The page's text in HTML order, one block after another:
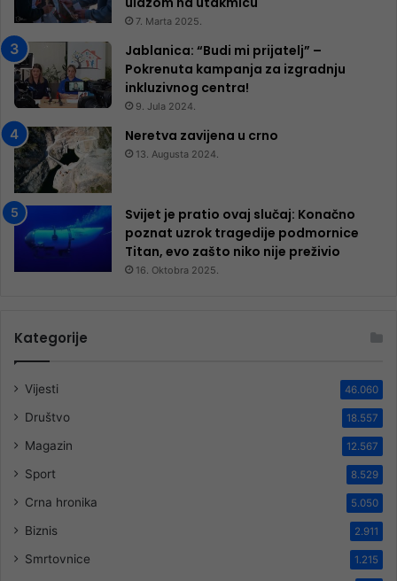
7. Marta 2025.
Jablanica: “Budi mi prijatelj” –
Pokrenuta kampanja za izgradnju
inkluzivnog centra!
9. Jula 2024.
Neretva zavijena u crno
13. Augusta 2024.
Svijet je pratio ovaj slučaj: Konačno
poznat uzrok tragedije podmornice
Titan, evo zašto niko nije preživio
16. Oktobra 2025.
Kategorije
Vijesti 46.060
Društvo 18.557
Magazin 12.567
Sport 8.529
Crna hronika 5.050
Biznis 2.911
Smrtovnice 1.215